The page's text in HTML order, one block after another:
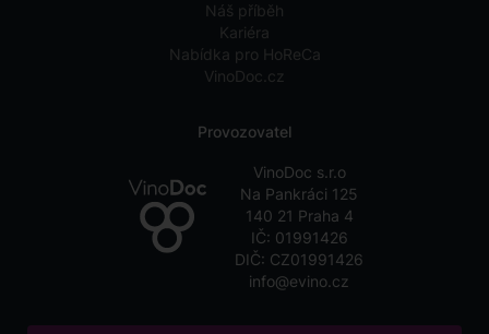
Náš příběh
Kariéra
Nabídka pro HoReCa
VinoDoc.cz
Provozovatel
VinoDoc s.r.o
Na Pankráci 125
140 21 Praha 4
IČ: 01991426
DIČ: CZ01991426
info@evino.cz